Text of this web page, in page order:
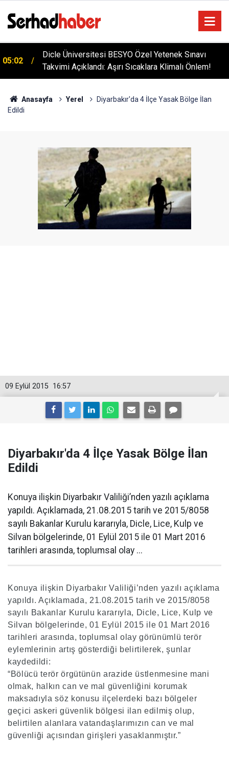
Dicle Üniversitesi BESYO Özel Yetenek Sınavı
Takvimi Açıklandı: Aşırı Sıcaklara Klimalı Önlem!
04:51
Diyarbakır'da İşçi Kıyımı: 45 Derece Sıcakta 763
Gündür Adalet Bekliyorlar
Anasayfa Yerel
Diyarbakır'da 4 İlçe Yasak Bölge İlan
Edildi
16:57
09 Eylül 2015
Diyarbakır'da 4 İlçe Yasak Bölge İlan
Edildi
Konuya ilişkin Diyarbakır Valiliği’nden yazılı açıklama
yapıldı. Açıklamada, 21.08.2015 tarih ve 2015/8058
sayılı Bakanlar Kurulu kararıyla, Dicle, Lice, Kulp ve
Silvan bölgelerinde, 01 Eylül 2015 ile 01 Mart 2016
tarihleri arasında, toplumsal olay ...
Konuya ilişkin Diyarbakır Valiliği’nden yazılı açıklama
yapıldı. Açıklamada, 21.08.2015 tarih ve 2015/8058
sayılı Bakanlar Kurulu kararıyla, Dicle, Lice, Kulp ve
Silvan bölgelerinde, 01 Eylül 2015 ile 01 Mart 2016
tarihleri arasında, toplumsal olay görünümlü terör
eylemlerinin artış gösterdiği belirtilerek, şunlar
kaydedildi:
“Bölücü terör örgütünün arazide üstlenmesine mani
olmak, halkın can ve mal güvenliğini korumak
maksadıyla söz konusu ilçelerdeki bazı bölgeler
geçici askeri güvenlik bölgesi ilan edilmiş olup,
belirtilen alanlara vatandaşlarımızın can ve mal
güvenliği açısından girişleri yasaklanmıştır.”